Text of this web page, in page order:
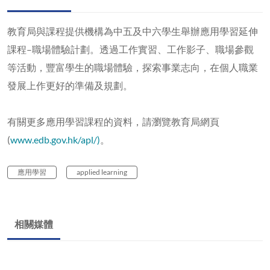
教育局與課程提供機構為中五及中六學生舉辦應用學習延伸
課程–職場體驗計劃。透過工作實習、工作影子、職場參觀
等活動，豐富學生的職場體驗，探索事業志向，在個人職業
發展上作更好的準備及規劃。
有關更多應用學習課程的資料，請瀏覽教育局網頁
(www.edb.gov.hk/apl/)
應用學習 applied learning
相關媒體